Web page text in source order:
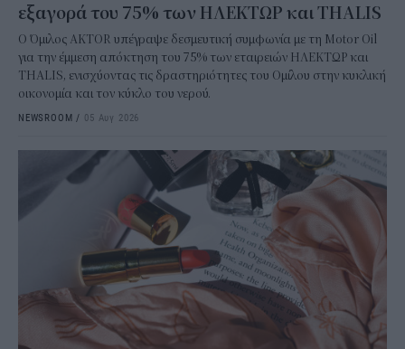
εξαγορά του 75% των ΗΛΕΚΤΩΡ και THALIS
Ο Όμιλος AKTOR υπέγραψε δεσμευτική συμφωνία με τη Motor Oil
για την έμμεση απόκτηση του 75% των εταιρειών ΗΛΕΚΤΩΡ και
THALIS, ενισχύοντας τις δραστηριότητες του Ομίλου στην κυκλική
οικονομία και τον κύκλο του νερού.
NEWSROOM / 05 Αυγ 2026